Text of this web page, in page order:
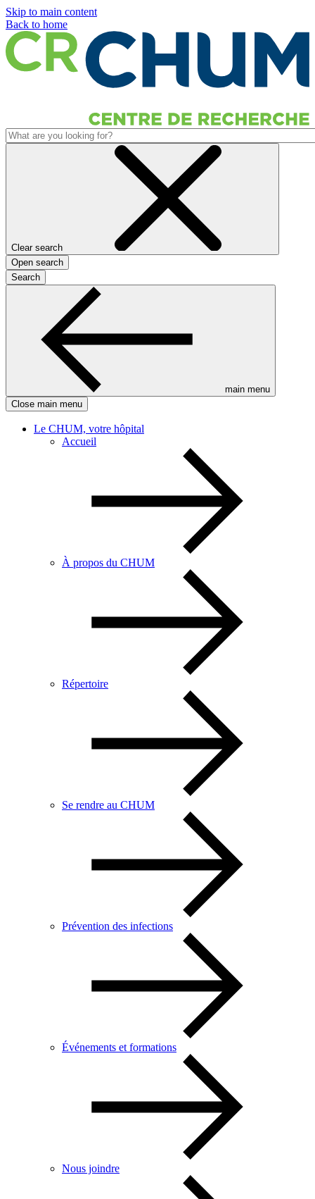
Skip to main content
Back to home
Clear search
Open search
Search
main menu
Close main menu
Le CHUM, votre hôpital
Accueil
À propos du CHUM
Répertoire
Se rendre au CHUM
Prévention des infections
Événements et formations
Nous joindre